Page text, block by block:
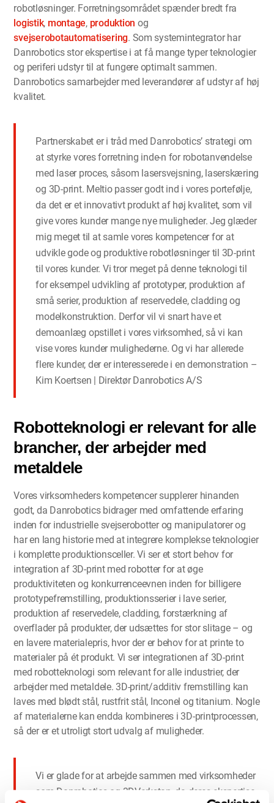
robotløsninger. Forretningsområdet spænder bredt fra
logistik, montage, produktion og
svejserobotautomatisering. Som systemintegrator har
Danrobotics stor ekspertise i at få mange typer teknologier
og periferi udstyr til at fungere optimalt sammen.
Danrobotics samarbejder med leverandører af udstyr af høj
kvalitet.
Partnerskabet er i tråd med Danrobotics’ strategi om
at styrke vores forretning inde-n for robotanvendelse
med laser proces, såsom lasersvejsning, laserskæring
og 3D-print. Meltio passer godt ind i vores portefølje,
da det er et innovativt produkt af høj kvalitet, som vil
give vores kunder mange nye muligheder. Jeg glæder
mig meget til at samle vores kompetencer for at
udvikle gode og produktive robotløsninger til 3D-print
til vores kunder. Vi tror meget på denne teknologi til
for eksempel udvikling af prototyper, produktion af
små serier, produktion af reservedele, cladding og
modelkonstruktion. Derfor vil vi snart have et
demoanlæg opstillet i vores virksomhed, så vi kan
vise vores kunder mulighederne. Og vi har allerede
flere kunder, der er interesserede i en demonstration –
Kim Koertsen | Direktør Danrobotics A/S
Robotteknologi er relevant for alle
brancher, der arbejder med
metaldele
Vores virksomheders kompetencer supplerer hinanden
godt, da Danrobotics bidrager med omfattende erfaring
inden for industrielle svejserobotter og manipulatorer og
har en lang historie med at integrere komplekse teknologier
i komplette produktionsceller. Vi ser et stort behov for
integration af 3D-print med robotter for at øge
produktiviteten og konkurrenceevnen inden for billigere
prototypefremstilling, produktionsserier i lave serier,
produktion af reservedele, cladding, forstærkning af
overflader på produkter, der udsættes for stor slitage – og
en lavere materialepris, hvor der er behov for at printe to
materialer på ét produkt. Vi ser integrationen af 3D-print
med robotteknologi som relevant for alle industrier, der
arbejder med metaldele. 3D-print/additiv fremstilling kan
laves med blødt stål, rustfrit stål, Inconel og titanium. Nogle
af materialerne kan endda kombineres i 3D-printprocessen,
så der er et utroligt stort udvalg af muligheder.
Vi er glade for at arbejde sammen med virksomheder
som Danrobotics og 3DVerkstan, da deres ekspertise